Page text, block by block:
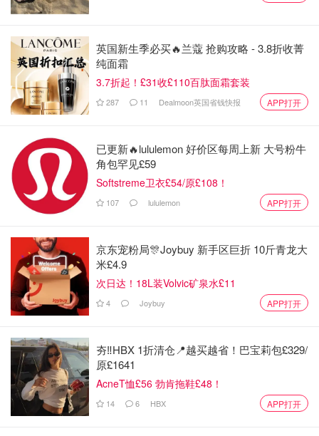
英国新生季必买🔥兰蔻 抢购攻略 - 3.8折收菁
纯面霜
3.7折起！£31收£110百肽面霜套装
287 11 Dealmoon英国省钱快报 APP打开
已更新🔥lululemon 好价区每周上新 大号粉牛
角包罕见£59
Softstreme卫衣£54/原£108！
107 lululemon APP打开
京东宠粉局🎊Joybuy 新手区巨折 10斤青龙大
米£4.9
次日达！18L装Volvic矿泉水£11
4 Joybuy APP打开
夯‼️HBX 1折清仓📍越买越省！巴宝莉包£329/
原£1641
AcneT恤£56 勃肯拖鞋£48！
14 6 HBX APP打开